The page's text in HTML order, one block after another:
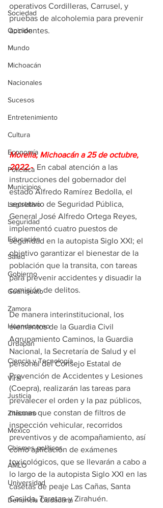
Sociedad
Opinión
Mundo
Michoacán
Nacionales
Sucesos
Entretenimiento
Cultura
Economía
Policíaca
Municipios
Legislativo
Seguridad
Educación
Salud
Gobierno
Guanajuato
Zamora
Huandacareo
Uruapan
Ciencia y Tecnología
Viral
Justicia
Zitácuaro
México
Chismes políticos
AMLO
Universidad
Denuncia Ciudadana
operativos Cordilleras, Carrusel, y
pruebas de alcoholemia para prevenir
accidentes.
Morelia, Michoacán a 25 de octubre,
2022.- En cabal atención a las
instrucciones del gobernador del
estado Alfredo Ramírez Bedolla, el
secretario de Seguridad Pública,
General José Alfredo Ortega Reyes,
implementó cuatro puestos de
seguridad en la autopista Siglo XXI; el
objetivo garantizar el bienestar de la
población que la transita, con tareas
para prevenir accidentes y disuadir la
comisión de delitos.
De manera interinstitucional, los
elementos de la Guardia Civil
Agrupamiento Caminos, la Guardia
Nacional, la Secretaría de Salud y el
personal del Consejo Estatal de
Prevención de Accidentes y Lesiones
(Coepra), realizarán las tareas para
prevalecer el orden y la paz públicos,
mismas que constan de filtros de
inspección vehicular, recorridos
preventivos y de acompañamiento, así
como aplicación de exámenes
toxicológicos, que se llevarán a cabo a
lo largo de la autopista Siglo XXI en las
casetas de peaje Las Cañas, Santa
Casilda, Taretan y Zirahuén.